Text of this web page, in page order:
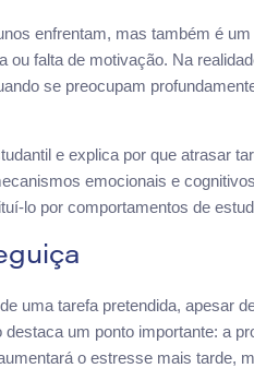
enfrentam, mas também é
falta de motivação. Na
se preocupam
e explica por que atrasar
emocionais e
lo por comportamentos de
uma tarefa pretendida, apesar
um ponto importante: a
o estresse mais tarde,